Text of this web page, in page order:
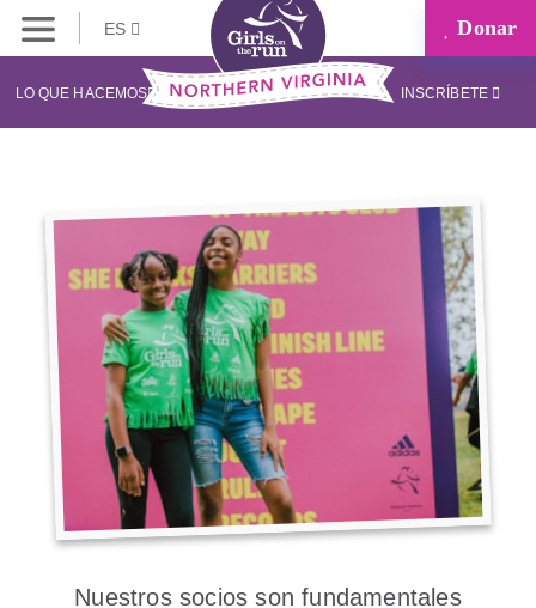
ES Donar
LO QUE HACEMOS INSCRÍBETE
Nuestros socios son fundamentales